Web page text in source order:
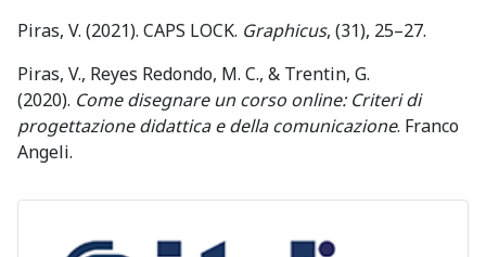
Piras, V. (2021). CAPS LOCK. Graphicus, (31), 25–27.
Piras, V., Reyes Redondo, M. C., & Trentin, G.
(2020). Come disegnare un corso online: Criteri di
progettazione didattica e della comunicazione. Franco
Angeli.